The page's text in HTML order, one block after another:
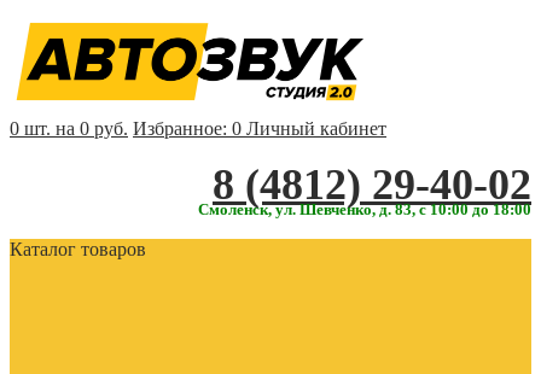
0 шт. на 0 руб. Избранное: 0 Личный кабинет
‎‎8 (4812) 29-40-02
Смоленск, ул. Шевченко, д. 83, с 10:00 до 18:00
Каталог товаров